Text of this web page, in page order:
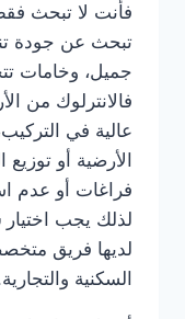
فأنت لا تبحث
تبحث عن جودة
جميل، وخامات
فالانترلوك من
عالية في
الأرضية أو
فراغات أو عدم
لذلك يجب اختيار
لديها فريق
السكنية